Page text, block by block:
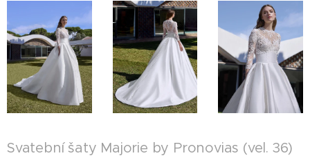
Svatební šaty Majorie by Pronovias (vel. 36)